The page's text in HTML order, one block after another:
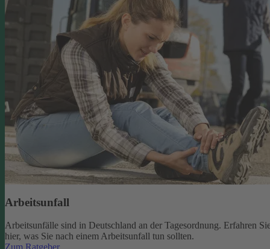
Arbeitsunfall
Arbeitsunfälle sind in Deutschland an der Tagesordnung. Erfahren
hier, was Sie nach einem Arbeitsunfall tun sollten.